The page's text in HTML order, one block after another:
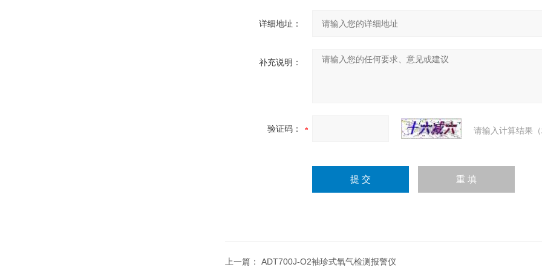
详细地址：
补充说明：
验证码： 请输入计算结果
上一篇： ADT700J-O2袖珍式氧气检测报警仪